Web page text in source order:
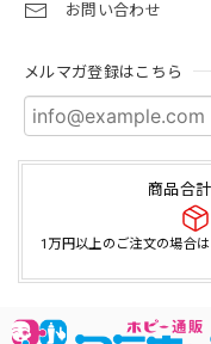
お問い合わせ
メルマガ登録はこちら
商品合
1万円以上のご注文の場合